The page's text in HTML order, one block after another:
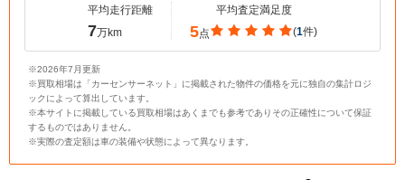
平均走行距離
7万km
平均査定満足度
5点 (1件)
※2026年7月更新
※買取相場は「カーセンサーネット」に掲載された物件の価格を元に独自の集計ロジ
ックによって算出しています。
※本サイトに掲載している買取相場はあくまでも参考でありその正確性について保証
するものではありません。
※実際の査定額は車の装備や状態によって異なります。